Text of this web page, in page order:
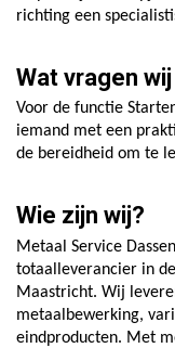
richting een
Wat vragen
Voor de functie
iemand met een
de bereidheid om te
Wie zijn wij?
Metaal Service
totaalleverancier in
Maastricht. Wij
metaalbewerking,
eindproducten. Met